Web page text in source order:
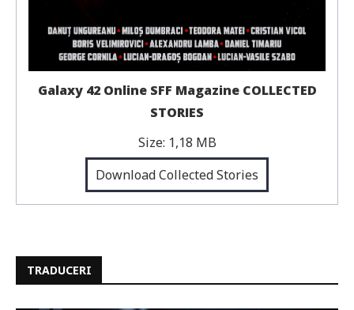
Galaxy 42 Online SFF Magazine COLLECTED
STORIES
Size: 1,18 MB
Download Collected Stories
TRADUCERI